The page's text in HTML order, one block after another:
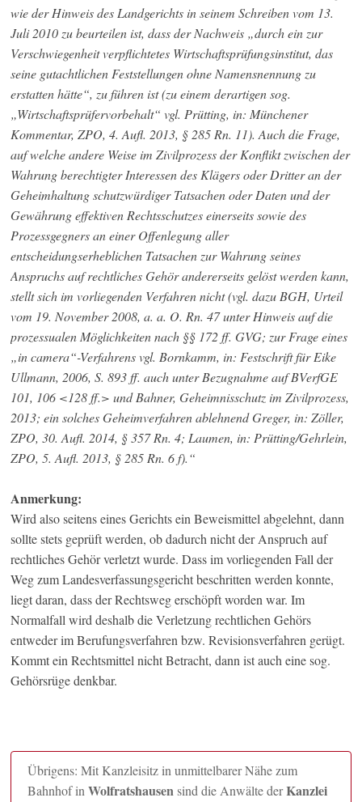
wie der Hinweis des Landgerichts in seinem Schreiben vom 13.
Juli 2010 zu beurteilen ist, dass der Nachweis „durch ein zur
Verschwiegenheit verpflichtetes Wirtschaftsprüfungsinstitut, das
seine gutachtlichen Feststellungen ohne Namensnennung zu
erstatten hätte“, zu führen ist (zu einem derartigen sog.
„Wirtschaftsprüfervorbehalt“ vgl. Prütting, in: Münchener
Kommentar, ZPO, 4. Aufl. 2013, § 285 Rn. 11). Auch die Frage,
auf welche andere Weise im Zivilprozess der Konflikt zwischen der
Wahrung berechtigter Interessen des Klägers oder Dritter an der
Geheimhaltung schutzwürdiger Tatsachen oder Daten und der
Gewährung effektiven Rechtsschutzes einerseits sowie des
Prozessgegners an einer Offenlegung aller
entscheidungserheblichen Tatsachen zur Wahrung seines
Anspruchs auf rechtliches Gehör andererseits gelöst werden kann,
stellt sich im vorliegenden Verfahren nicht (vgl. dazu BGH, Urteil
vom 19. November 2008, a. a. O. Rn. 47 unter Hinweis auf die
prozessualen Möglichkeiten nach §§ 172 ff. GVG; zur Frage eines
„in camera“-Verfahrens vgl. Bornkamm, in: Festschrift für Eike
Ullmann, 2006, S. 893 ff. auch unter Bezugnahme auf BVerfGE
101, 106 <128 ff.> und Bahner, Geheimnisschutz im Zivilprozess,
2013; ein solches Geheimverfahren ablehnend Greger, in: Zöller,
ZPO, 30. Aufl. 2014, § 357 Rn. 4; Laumen, in: Prütting/Gehrlein,
ZPO, 5. Aufl. 2013, § 285 Rn. 6 f).“
Anmerkung:
Wird also seitens eines Gerichts ein Beweismittel abgelehnt, dann
sollte stets geprüft werden, ob dadurch nicht der Anspruch auf
rechtliches Gehör verletzt wurde. Dass im vorliegenden Fall der
Weg zum Landesverfassungsgericht beschritten werden konnte,
liegt daran, dass der Rechtsweg erschöpft worden war. Im
Normalfall wird deshalb die Verletzung rechtlichen Gehörs
entweder im Berufungsverfahren bzw. Revisionsverfahren gerügt.
Kommt ein Rechtsmittel nicht Betracht, dann ist auch eine sog.
Gehörsrüge denkbar.
Übrigens: Mit Kanzleisitz in unmittelbarer Nähe zum
Bahnhof inWolfratshausensind die Anwälte derKanzlei